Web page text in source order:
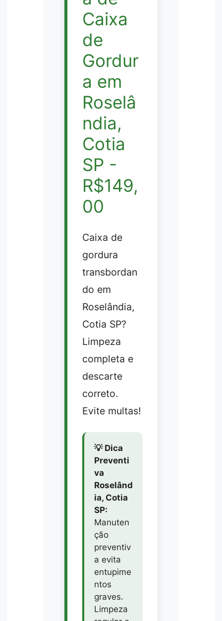
Caixa
de
Gordur
a em
Roselâ
ndia,
Cotia
SP -
R$149,
00
Caixa de
gordura
transbordan
do em
Roselândia,
Cotia SP?
Limpeza
completa e
descarte
correto.
Evite multas!
💡 Dica
Preventi
va
Roselând
ia, Cotia
SP:
Manuten
ção
preventiv
a evita
entupime
ntos
graves.
Limpeza